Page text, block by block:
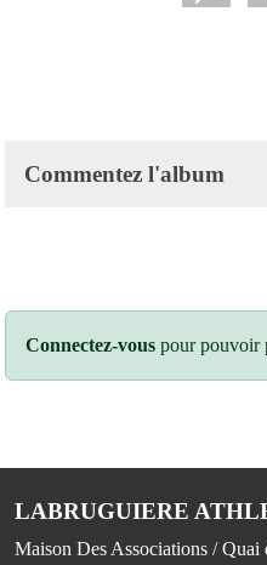
Commentez l'album
Connectez-vous pour pouvoir
LABRUGUIERE
Maison Des Associations / Quai